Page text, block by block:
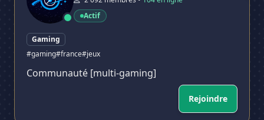
Actif
Gaming
#gaming#france#jeux
Communauté [multi-gaming]
Rejoindre